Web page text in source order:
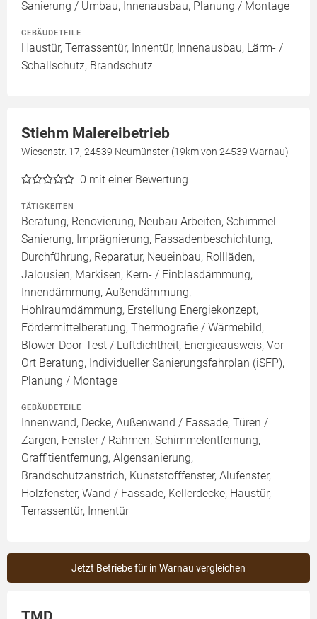
Sanierung / Umbau, Innenausbau, Planung / Montage
GEBÄUDETEILE
Haustür, Terrassentür, Innentür, Innenausbau, Lärm- /
Schallschutz, Brandschutz
Stiehm Malereibetrieb
Wiesenstr. 17, 24539 Neumünster (19km von 24539 Warnau)
0 mit einer Bewertung
TÄTIGKEITEN
Beratung, Renovierung, Neubau Arbeiten, Schimmel-
Sanierung, Imprägnierung, Fassadenbeschichtung,
Durchführung, Reparatur, Neueinbau, Rollläden,
Jalousien, Markisen, Kern- / Einblasdämmung,
Innendämmung, Außendämmung,
Hohlraumdämmung, Erstellung Energiekonzept,
Fördermittelberatung, Thermografie / Wärmebild,
Blower-Door-Test / Luftdichtheit, Energieausweis, Vor-
Ort Beratung, Individueller Sanierungsfahrplan (iSFP),
Planung / Montage
GEBÄUDETEILE
Innenwand, Decke, Außenwand / Fassade, Türen /
Zargen, Fenster / Rahmen, Schimmelentfernung,
Graffitientfernung, Algensanierung,
Brandschutzanstrich, Kunststofffenster, Alufenster,
Holzfenster, Wand / Fassade, Kellerdecke, Haustür,
Terrassentür, Innentür
Jetzt Betriebe für in Warnau vergleichen